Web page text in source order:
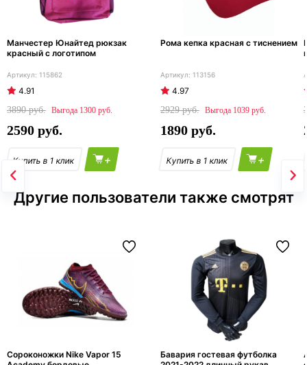
Манчестер Юнайтед рюкзак
красный с логотипом
115862
4.91
3890
1300
2590
+
Рома кепка красная с тиснением
113156
4.97
2929
1039
1890
+
Другие пользователи также смотрят
Сороконожки Nike Vapor 15
Бавария гостевая футболка